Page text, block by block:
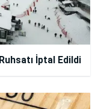
İptal Edildi